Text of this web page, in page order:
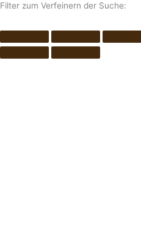
Filter zum Verfeinern der Suche: